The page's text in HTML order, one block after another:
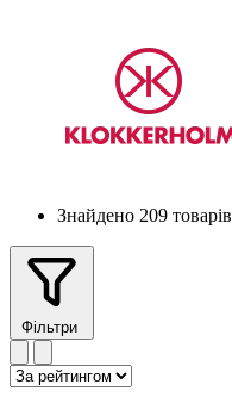
Знайдено 209 товарів
Фільтри